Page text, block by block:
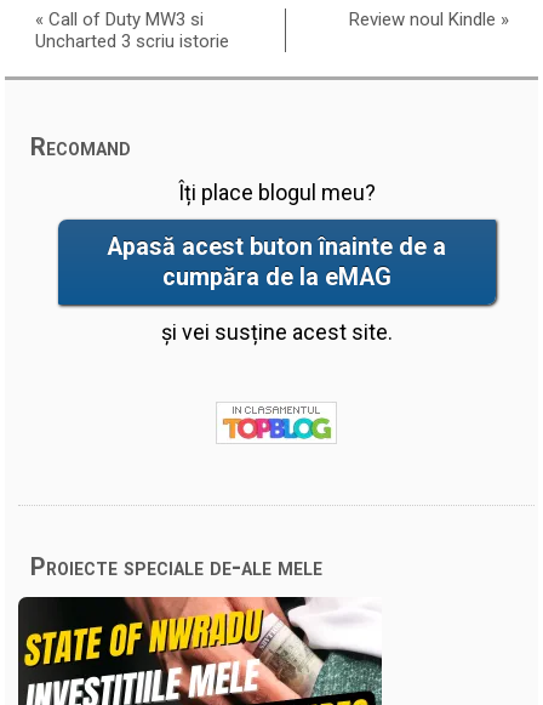
«Call of Duty MW3 si
Uncharted 3 scriu istorie
Review noul Kindle »
Recomand
Îți place blogul meu?
Apasă acest buton înainte de a
cumpăra de la eMAG
și vei susține acest site.
Proiecte speciale de-ale mele